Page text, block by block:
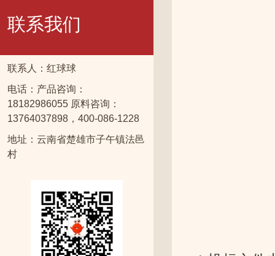
联系我们
联系人：红球球
电话：产品咨询：
18182986055 原料咨询：
13764037898，400-086-1228
地址：云南省楚雄市子午镇法邑
村